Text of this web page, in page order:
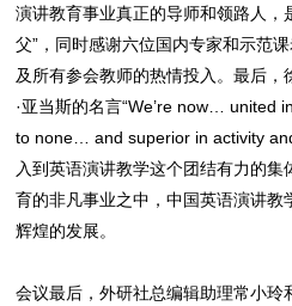
演讲教育事业真正的导师和领路人，
父”，同时感谢六位国内专家和示范
及所有参会教师的热情投入。最后
·亚当斯的名言“We’re now…
to none… and superior in activity
入到英语演讲教学这个团结有力的
育的非凡事业之中，中国英语演讲教
辉煌的发展。
会议最后，外研社总编辑助理常小